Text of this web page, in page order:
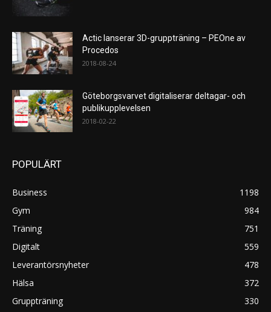
Actic lanserar 3D-gruppträning – PEOne av
Procedos
2018-08-24
Göteborgsvarvet digitaliserar deltagar- och
publikupplevelsen
2018-02-22
POPULÄRT
Business
1198
Gym
984
Träning
751
Digitalt
559
Leverantörsnyheter
478
Hälsa
372
Gruppträning
330